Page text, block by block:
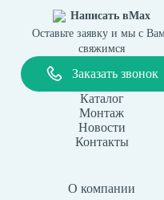
Написать вMax
Оставьте заявку и мы с
свяжимся
Заказать звонок
Каталог
Монтаж
Новости
Контакты
О компании